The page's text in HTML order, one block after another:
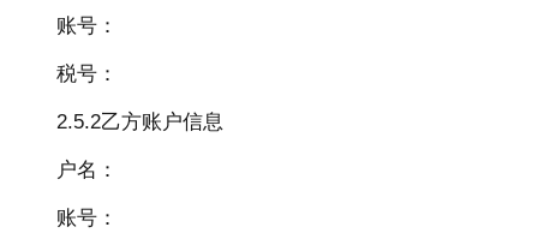
账号：
税号：
2.5.2乙方账户信息
户名：
账号：